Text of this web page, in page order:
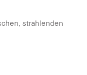
strahlenden